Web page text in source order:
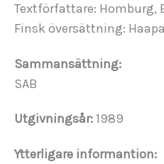
Textförfattare: Homburg,
Finsk översättning:
Sammansättning:
SAB
Utgivningsår: 1989
Ytterligare informantion: